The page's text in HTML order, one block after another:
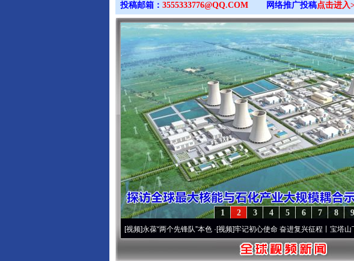
投稿邮箱： 3555333776@QQ.COM 网络推广投稿点击进入
9
8
7
6
5
4
3
2
1
永葆“两个先锋队”本色·[视频]牢记初心使命 奋进复兴征程丨宝塔山下好光景..·[